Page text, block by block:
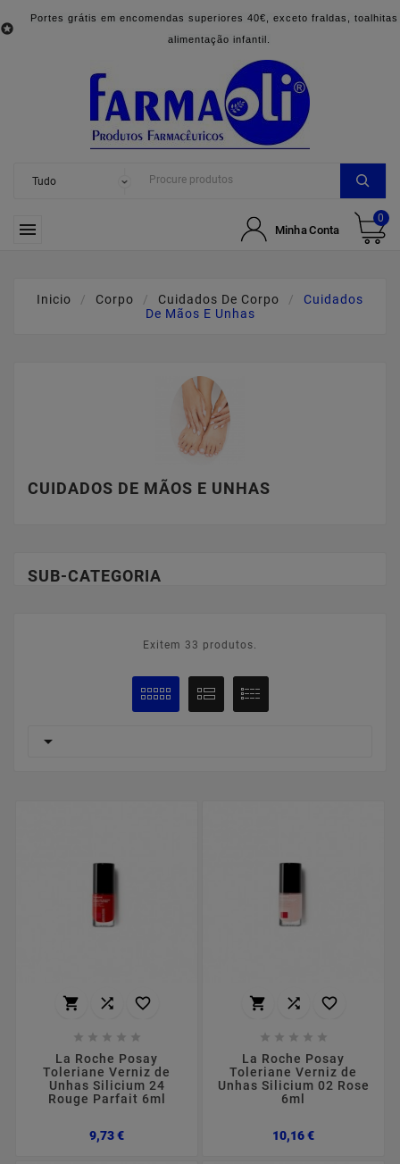

Portes grátis em encomendas superiores 40€, exceto fraldas, toalhitas
alimentação infantil.
 Minha Conta
0
Inicio Corpo Cuidados De Corpo
Cuidados
De Mãos E Unhas
CUIDADOS DE MÃOS E UNHAS
SUB-CATEGORIA
Exitem 33 produtos.

  
    
La Roche Posay
Toleriane Verniz de
Unhas Silicium 24
Rouge Parfait 6ml
9,73 €Preço
  
    
La Roche Posay
Toleriane Verniz de
Unhas Silicium 02 Rose
6ml
10,16 €Preço